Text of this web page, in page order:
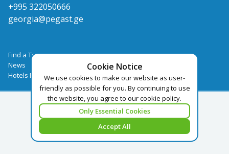
Cookie Notice
We use cookies to make our website as user-
friendly as possible for you. By continuing to use
the website, you agree to our cookie policy.
Only Essential Cookies
Accept All
+995 322050666
georgia@pegast.ge
Find a Tour
News
Hotels Booking